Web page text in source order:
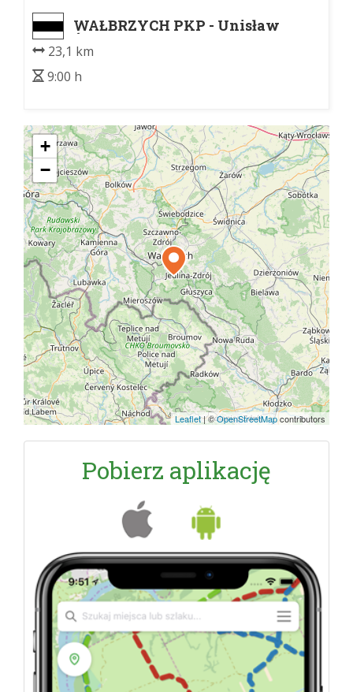
WAŁBRZYCH PKP - Unisław
Śląski
23,1 km
9:00 h
+
−
Leaflet|©OpenStreetMapcontributors
Pobierz aplikację